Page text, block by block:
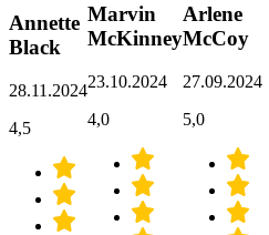
Annette
Black
28.11.2024
4,5
Marvin
McKinney
23.10.2024
4,0
Arlene
McCoy
27.09.2024
5,0